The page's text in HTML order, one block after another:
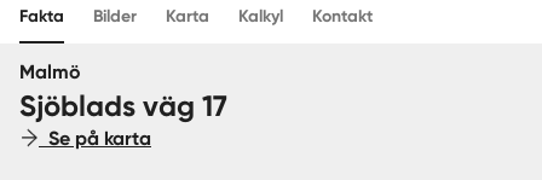
Sverige
Fakta Bilder Karta Kalkyl Kontakt
Malmö
Sjöblads väg 17
Se på karta